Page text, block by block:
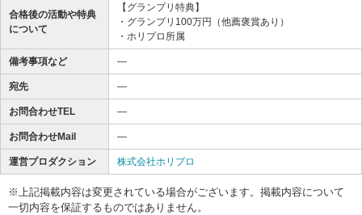
合格後の活動や特典
について
【グランプリ特典】
・グランプリ100万円（他薦褒賞あり）
・ホリプロ所属
備考事項など ―
宛先 ―
お問合わせTEL ―
お問合わせMail ―
運営プロダクション 株式会社ホリプロ
※上記掲載内容は変更されている場合がございます。掲載内容について
一切内容を保証するものではありません。